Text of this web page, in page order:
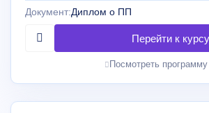
Документ:Диплом о ПП
Посмотреть программу